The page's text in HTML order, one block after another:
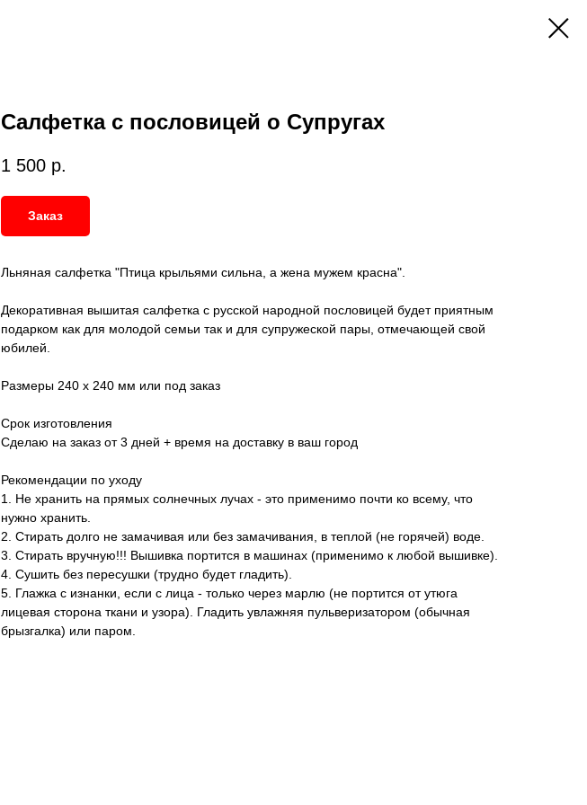
Салфетка с пословицей о Супругах
1 500 р.
Заказ
Льняная салфетка "Птица крыльями сильна, а жена мужем красна".
Декоративная вышитая салфетка с русской народной пословицей будет приятным
подарком как для молодой семьи так и для супружеской пары, отмечающей свой
юбилей.
Размеры 240 х 240 мм или под заказ
Срок изготовления
Сделаю на заказ от 3 дней + время на доставку в ваш город
Рекомендации по уходу
1. Не хранить на прямых солнечных лучах - это применимо почти ко всему, что
нужно хранить.
2. Стирать долго не замачивая или без замачивания, в теплой (не горячей) воде.
3. Стирать вручную!!! Вышивка портится в машинах (применимо к любой вышивке).
4. Сушить без пересушки (трудно будет гладить).
5. Глажка с изнанки, если с лица - только через марлю (не портится от утюга
лицевая сторона ткани и узора). Гладить увлажняя пульверизатором (обычная
брызгалка) или паром.